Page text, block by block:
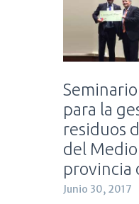
Galeria
Noticias
Contacto
para la
residuos
del
provincia
Junio 30, 2017